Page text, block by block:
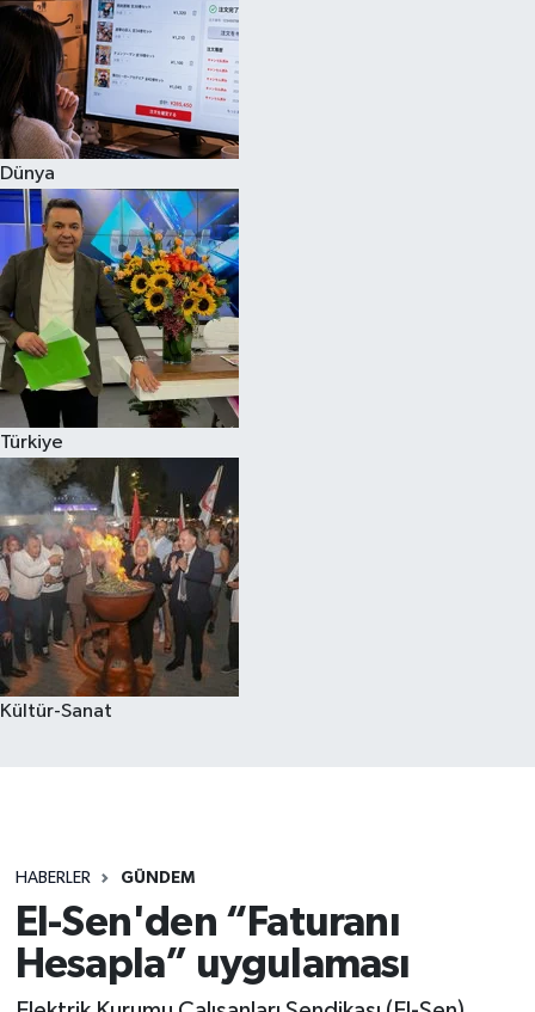
Dünya
Türkiye
Kültür-Sanat
HABERLER GÜNDEM
El-Sen'den “Faturanı
Hesapla” uygulaması